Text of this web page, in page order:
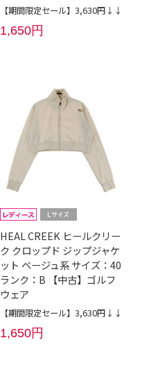
【期間限定セール】3,630円↓↓
1,650円
HEAL CREEK ヒールクリー
ク クロップド ジップジャケ
ット ベージュ系 サイズ：40
ランク：B 【中古】ゴルフ
ウェア
【期間限定セール】3,630円↓↓
1,650円